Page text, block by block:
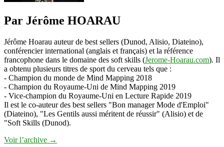
Par Jérôme HOARAU
Jérôme Hoarau auteur de best sellers (Dunod, Alisio, Diateino),
conférencier international (anglais et français) et la référence
francophone dans le domaine des soft skills (Jerome-Hoarau.com). Il
a obtenu plusieurs titres de sport du cerveau tels que :
- Champion du monde de Mind Mapping 2018
- Champion du Royaume-Uni de Mind Mapping 2019
- Vice-champion du Royaume-Uni en Lecture Rapide 2019
Il est le co-auteur des best sellers "Bon manager Mode d'Emploi"
(Diateino), "Les Gentils aussi méritent de réussir" (Alisio) et de
"Soft Skills (Dunod).
Voir l’archive →